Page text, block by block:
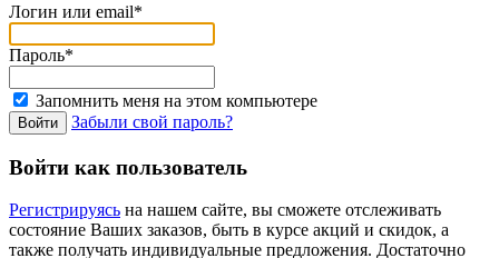
Логин или email*
Пароль*
Запомнить меня на этом компьютере
Забыли свой пароль?
Войти как пользователь
Регистрируясь на нашем сайте, вы сможете отслеживать
состояние Ваших заказов, быть в курсе акций и скидок, а
также получать индивидуальные предложения. Достаточно